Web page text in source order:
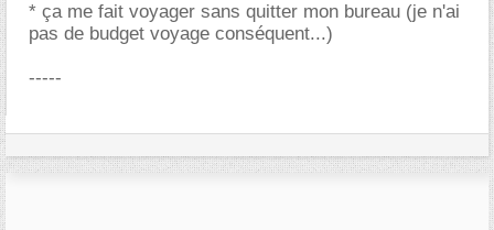
* ça me fait voyager sans quitter mon bureau (je n'ai
pas de budget voyage conséquent...)
-----